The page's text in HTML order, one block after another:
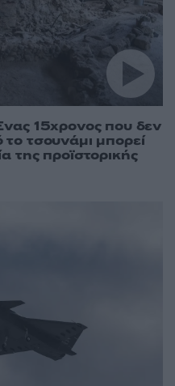
15χρονος που δεν
τσουνάμι μπορεί
της προϊστορικής